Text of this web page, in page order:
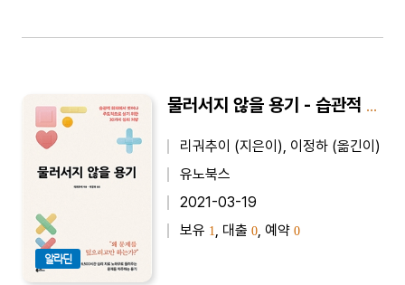
알라딘
물러서지 않을 용기 - 습관적 회피에서 벗어나 주도적으로 살기 위한 30가지 심리 처방
리궈추이 (지은이), 이정하 (옮긴이)
유노북스
2021-03-19
보유 1 , 대출 0 , 예약 0